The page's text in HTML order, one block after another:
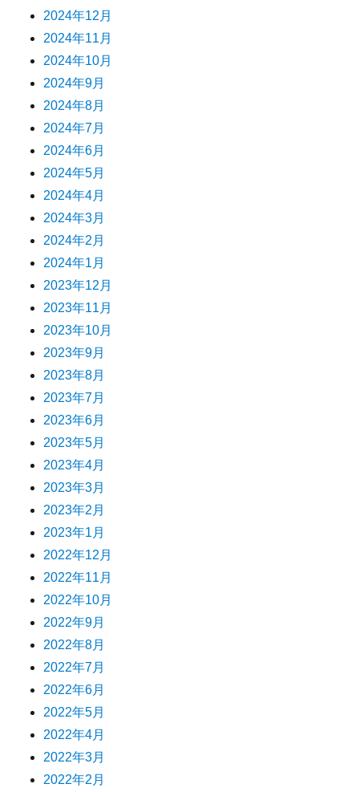
2024年12月
2024年11月
2024年10月
2024年9月
2024年8月
2024年7月
2024年6月
2024年5月
2024年4月
2024年3月
2024年2月
2024年1月
2023年12月
2023年11月
2023年10月
2023年9月
2023年8月
2023年7月
2023年6月
2023年5月
2023年4月
2023年3月
2023年2月
2023年1月
2022年12月
2022年11月
2022年10月
2022年9月
2022年8月
2022年7月
2022年6月
2022年5月
2022年4月
2022年3月
2022年2月